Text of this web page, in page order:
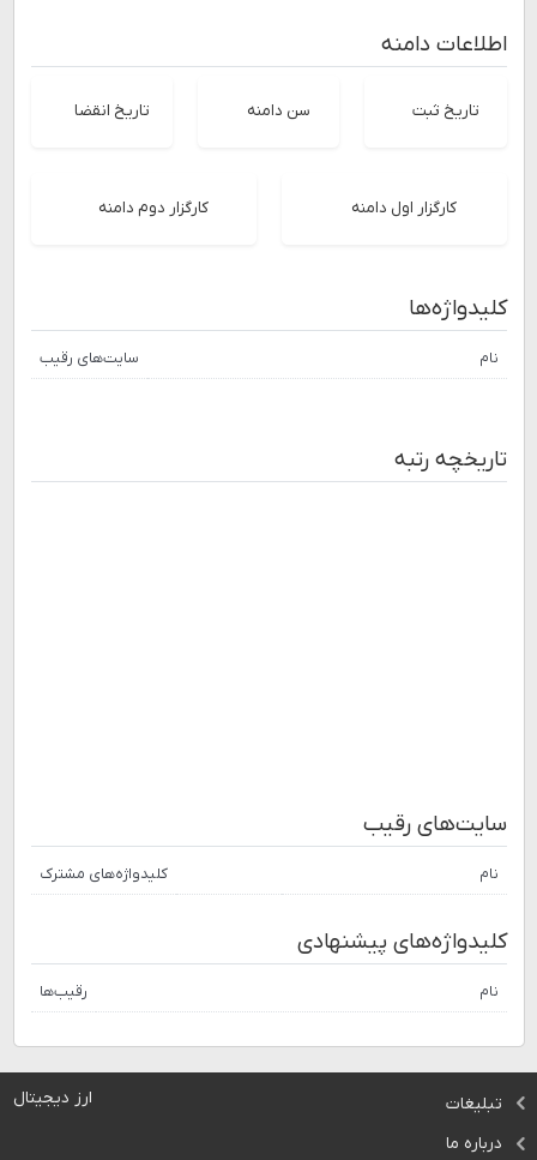
اطلاعات دامنه
تاریخ ثبت سن دامنه تاریخ انقضا
کارگزار اول دامنه کارگزار دوم دامنه
کلیدواژه‌ها
نام سایت‌های رقیب
تاریخچه رتبه
سایت‌های رقیب
نام کلیدواژه‌های مشترک
کلیدواژه‌های پیشنهادی
نام رقیب‌ها
ارز دیجیتال
تبلیغات
درباره ما